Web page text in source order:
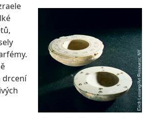
drcení